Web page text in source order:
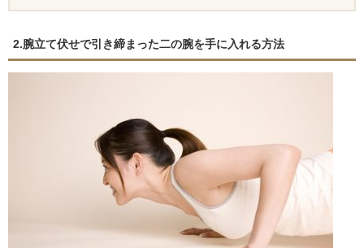
2.腕立て伏せで引き締まった二の腕を手に入れる方法